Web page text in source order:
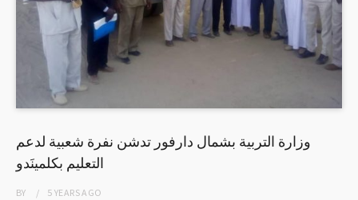
وزارة التربية بشمال دارفور تدشن نفرة شعبية لدعم
التعليم بكلمينَدو
BY 5 YEARSAGO